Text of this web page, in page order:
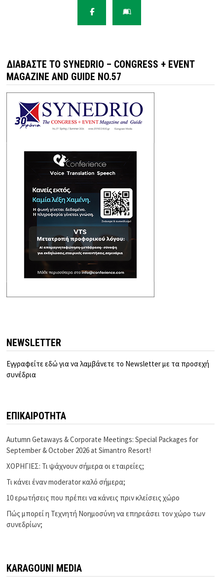
ΔΙΑΒΆΣΤΕ ΤΟ SYNEDRIO – CONGRESS + EVENT
MAGAZINE AND GUIDE NO.57
NEWSLETTER
Εγγραφείτε εδώ για να λαμβάνετε το Newsletter με τα προσεχή
συνέδρια
ΕΠΙΚΑΙΡΟΤΗΤΑ
Autumn Getaways & Corporate Meetings: Special Packages for
September & October 2026 at Simantro Resort!
ΧΟΡΗΓΙΕΣ: Τι ψάχνουν σήμερα οι εταιρείες;
Τι κάνει έναν moderator καλό σήμερα;
10 ερωτήσεις που πρέπει να κάνεις πριν κλείσεις χώρο
Πώς μπορεί η Τεχνητή Νοημοσύνη να επηρεάσει τον χώρο των
συνεδρίων;
KARAGOUNI MEDIA